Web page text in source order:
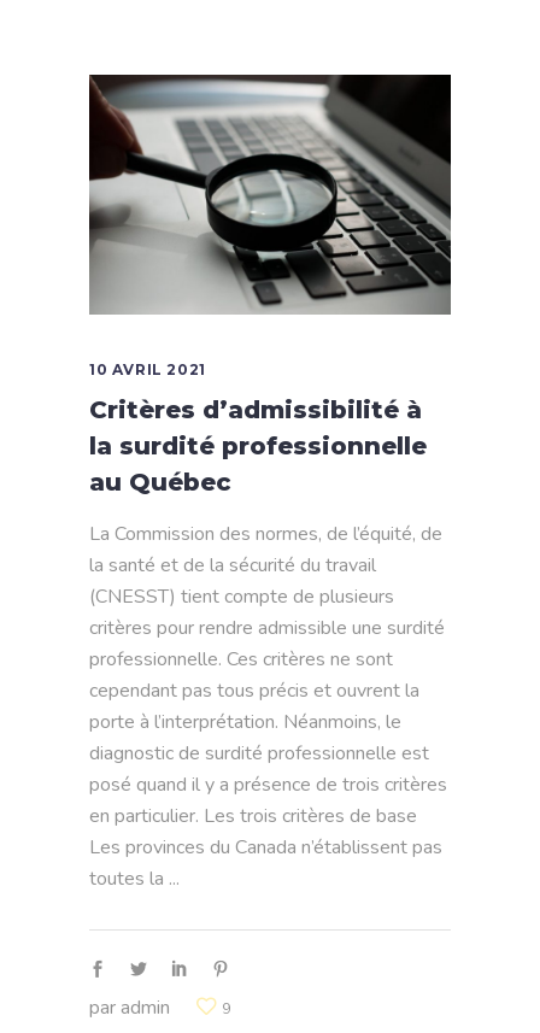
10 AVRIL 2021
Critères d’admissibilité à
la surdité professionnelle
au Québec
La Commission des normes, de l’équité, de
la santé et de la sécurité du travail
(CNESST) tient compte de plusieurs
critères pour rendre admissible une surdité
professionnelle. Ces critères ne sont
cependant pas tous précis et ouvrent la
porte à l’interprétation. Néanmoins, le
diagnostic de surdité professionnelle est
posé quand il y a présence de trois critères
en particulier. Les trois critères de base
Les provinces du Canada n’établissent pas
toutes la
paradmin 9